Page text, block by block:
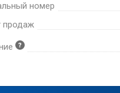
номер
продаж